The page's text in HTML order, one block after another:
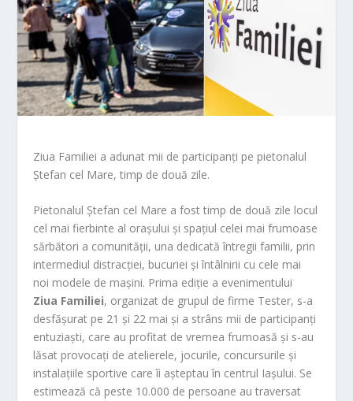
Ziua Familiei a adunat mii de participanți pe pietonalul
Ștefan cel Mare, timp de două zile.
Pietonalul Ștefan cel Mare a fost timp de două zile locul
cel mai fierbinte al orașului și spațiul celei mai frumoase
sărbători a comunității, una dedicată întregii familii, prin
intermediul distracției, bucuriei și întâlnirii cu cele mai
noi modele de mașini. Prima ediție a evenimentului
Ziua Familiei, organizat de grupul de firme Tester, s-a
desfășurat pe 21 și 22 mai și a strâns mii de participanți
entuziaști, care au profitat de vremea frumoasă și s-au
lăsat provocați de atelierele, jocurile, concursurile și
instalațiile sportive care îi așteptau în centrul Iașului. Se
estimează că peste 10.000 de persoane au traversat